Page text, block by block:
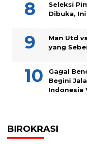
Seleksi
Dibuka,
Man Utd
yang
Gagal
Begini
Indonesia
BIROKRASI